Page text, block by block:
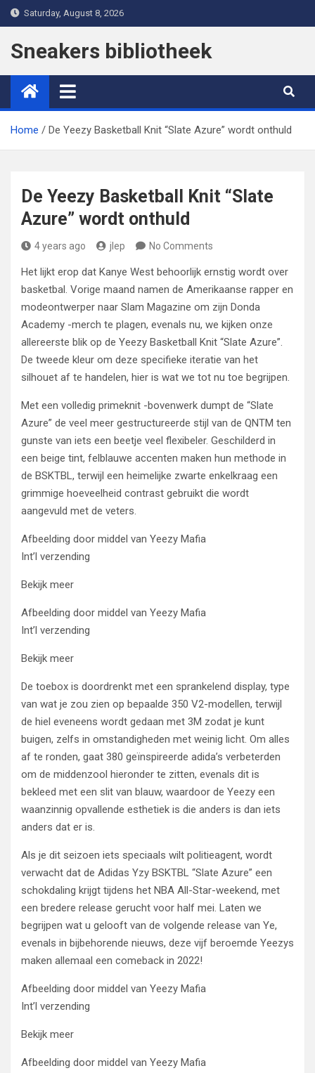
Skip
to
content
Saturday, August 8, 2026
Sneakers bibliotheek
Home De Yeezy Basketball Knit “Slate Azure” wordt onthuld
De Yeezy Basketball Knit “Slate
Azure” wordt onthuld
4 years ago jlep No Comments
Het lijkt erop dat Kanye West behoorlijk ernstig wordt over
basketbal. Vorige maand namen de Amerikaanse rapper en
modeontwerper naar Slam Magazine om zijn Donda
Academy -merch te plagen, evenals nu, we kijken onze
allereerste blik op de Yeezy Basketball Knit “Slate Azure”.
De tweede kleur om deze specifieke iteratie van het
silhouet af te handelen, hier is wat we tot nu toe begrijpen.
Met een volledig primeknit -bovenwerk dumpt de “Slate
Azure” de veel meer gestructureerde stijl van de QNTM ten
gunste van iets een beetje veel flexibeler. Geschilderd in
een beige tint, felblauwe accenten maken hun methode in
de BSKTBL, terwijl een heimelijke zwarte enkelkraag een
grimmige hoeveelheid contrast gebruikt die wordt
aangevuld met de veters.
Afbeelding door middel van Yeezy Mafia
Int’l verzending
Bekijk meer
Afbeelding door middel van Yeezy Mafia
Int’l verzending
Bekijk meer
De toebox is doordrenkt met een sprankelend display, type
van wat je zou zien op bepaalde 350 V2-modellen, terwijl
de hiel eveneens wordt gedaan met 3M zodat je kunt
buigen, zelfs in omstandigheden met weinig licht. Om alles
af te ronden, gaat 380 geïnspireerde adida’s verbeterden
om de middenzool hieronder te zitten, evenals dit is
bekleed met een slit van blauw, waardoor de Yeezy een
waanzinnig opvallende esthetiek is die anders is dan iets
anders dat er is.
Als je dit seizoen iets speciaals wilt politieagent, wordt
verwacht dat de Adidas Yzy BSKTBL “Slate Azure” een
schokdaling krijgt tijdens het NBA All-Star-weekend, met
een bredere release gerucht voor half mei. Laten we
begrijpen wat u gelooft van de volgende release van Ye,
evenals in bijbehorende nieuws, deze vijf beroemde Yeezys
maken allemaal een comeback in 2022!
Afbeelding door middel van Yeezy Mafia
Int’l verzending
Bekijk meer
Afbeelding door middel van Yeezy Mafia